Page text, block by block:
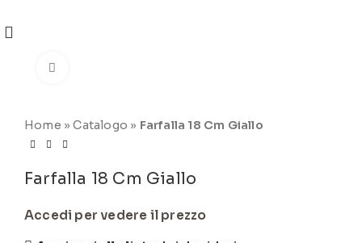
Home »Catalogo » Farfalla 18 Cm Giallo
Farfalla 18 Cm Giallo
Accedi per vedere il prezzo